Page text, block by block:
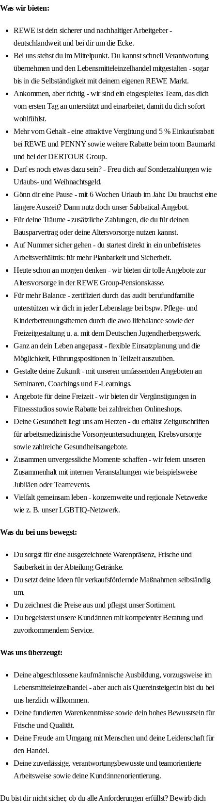
Was wir bieten:
REWE ist dein sicherer und nachhaltiger Arbeitgeber -
deutschlandweit und bei dir um die Ecke.
Bei uns stehst du im Mittelpunkt. Du kannst schnell Verantwortung
übernehmen und den Lebensmitteleinzelhandel mitgestalten - sogar
bis in die Selbständigkeit mit deinem eigenen REWE Markt.
Ankommen, aber richtig - wir sind ein eingespieltes Team, das dich
vom ersten Tag an unterstützt und einarbeitet, damit du dich sofort
wohlfühlst.
Mehr vom Gehalt - eine attraktive Vergütung und 5 % Einkaufsrabatt
bei REWE und PENNY sowie weitere Rabatte beim toom Baumarkt
und bei der DERTOUR Group.
Darf es noch etwas dazu sein? - Freu dich auf Sonderzahlungen wie
Urlaubs- und Weihnachtsgeld.
Gönn dir eine Pause - mit 6 Wochen Urlaub im Jahr. Du brauchst eine
längere Auszeit? Dann nutz doch unser Sabbatical-Angebot.
Für deine Träume - zusätzliche Zahlungen, die du für deinen
Bausparvertrag oder deine Altersvorsorge nutzen kannst.
Auf Nummer sicher gehen - du startest direkt in ein unbefristetes
Arbeitsverhältnis: für mehr Planbarkeit und Sicherheit.
Heute schon an morgen denken - wir bieten dir tolle Angebote zur
Altersvorsorge in der REWE Group-Pensionskasse.
Für mehr Balance - zertifiziert durch das audit berufundfamilie
unterstützen wir dich in jeder Lebenslage bei bspw. Pflege- und
Kinderbetreuungsthemen durch die awo lifebalance sowie der
Freizeitgestaltung u. a. mit dem Deutschen Jugendherbergswerk.
Ganz an dein Leben angepasst - flexible Einsatzplanung und die
Möglichkeit, Führungspositionen in Teilzeit auszuüben.
Gestalte deine Zukunft - mit unseren umfassenden Angeboten an
Seminaren, Coachings und E-Learnings.
Angebote für deine Freizeit - wir bieten dir Vergünstigungen in
Fitnessstudios sowie Rabatte bei zahlreichen Onlineshops.
Deine Gesundheit liegt uns am Herzen - du erhältst Zeitgutschriften
für arbeitsmedizinische Vorsorgeuntersuchungen, Krebsvorsorge
sowie zahlreiche Gesundheitsangebote.
Zusammen unvergessliche Momente schaffen - wir feiern unseren
Zusammenhalt mit internen Veranstaltungen wie beispielsweise
Jubiläen oder Teamevents.
Vielfalt gemeinsam leben - konzernweite und regionale Netzwerke
wie z. B. unser LGBTIQ-Netzwerk.
Was du bei uns bewegst:
Du sorgst für eine ausgezeichnete Warenpräsenz, Frische und
Sauberkeit in der Abteilung Getränke.
Du setzt deine Ideen für verkaufsfördernde Maßnahmen selbständig
um.
Du zeichnest die Preise aus und pflegst unser Sortiment.
Du begeisterst unsere Kund:innen mit kompetenter Beratung und
zuvorkommendem Service.
Was uns überzeugt:
Deine abgeschlossene kaufmännische Ausbildung, vorzugsweise im
Lebensmitteleinzelhandel - aber auch als Quereinsteiger:in bist du bei
uns herzlich willkommen.
Deine fundierten Warenkenntnisse sowie dein hohes Bewusstsein für
Frische und Qualität.
Deine Freude am Umgang mit Menschen und deine Leidenschaft für
den Handel.
Deine zuverlässige, verantwortungsbewusste und teamorientierte
Arbeitsweise sowie deine Kund:innenorientierung.
Du bist dir nicht sicher, ob du alle Anforderungen erfüllst? Bewirb dich